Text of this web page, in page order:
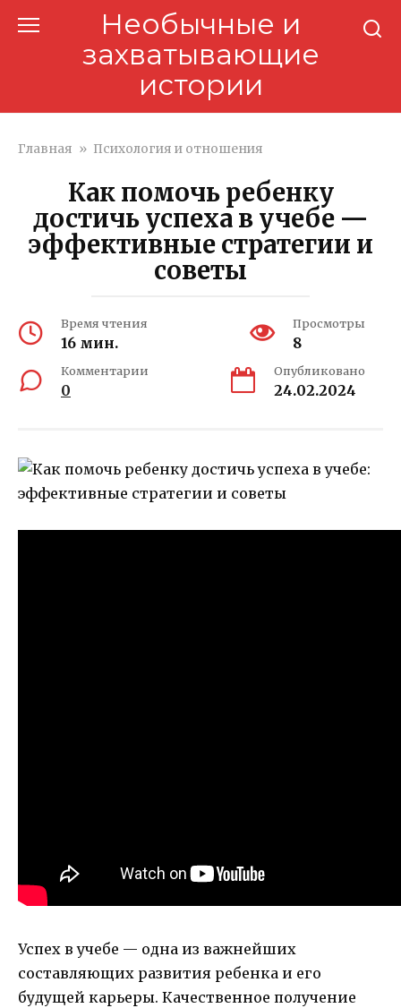
Необычные и
захватывающие
истории
Главная » Психология и отношения
Как помочь ребенку
достичь успеха в учебе —
эффективные стратегии и
советы
Время чтения
16 мин.
Просмотры
8
Комментарии
0
Опубликовано
24.02.2024
Успех в учебе — одна из важнейших
составляющих развития ребенка и его
будущей карьеры. Качественное получение